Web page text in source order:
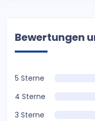
Bewertungen
5 Sterne
4 Sterne
3 Sterne